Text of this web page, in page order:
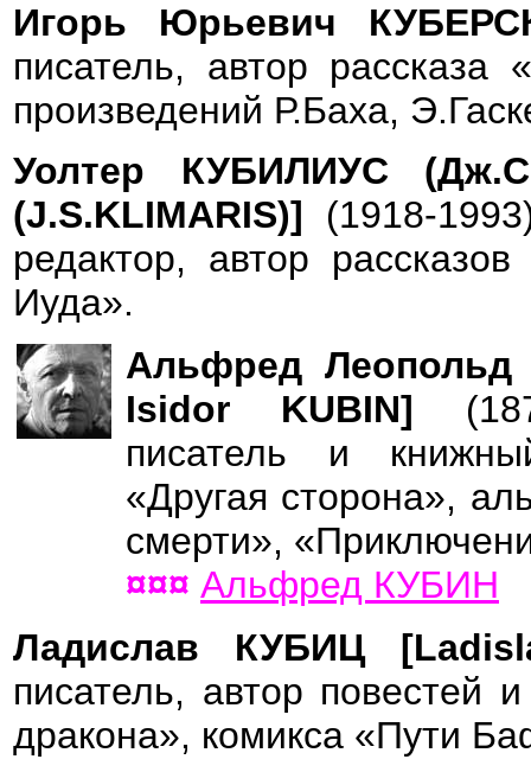
Игорь Юрьевич
писатель, автор
произведений Р.Баха,
Уолтер КУБИЛИУС
(J.S.KLIMARIS)] (1918-
редактор, автор
Иуда».
Альфред
Isidor KUBIN]
писатель и
«Другая сторона»,
смерти»,
¤¤¤ Альфред КУБИН
Ладислав КУБИЦ
писатель, автор повестей
дракона», комикса «Пути